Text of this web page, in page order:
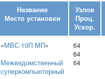
Название
Место установки
Узлов
Проц.
Ускор.
«МВС-10П МП»
Межведомственный
суперкомпьютерный
64
64
64